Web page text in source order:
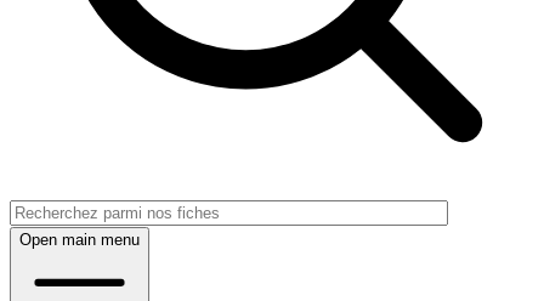
Open main menu